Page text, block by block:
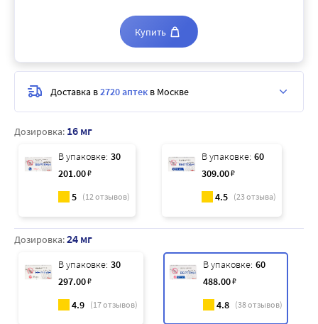
Дозировка: 16 мг
В упаковке: 30
201.00₽
5 (12отзывов)
В упаковке: 60
309.00₽
4.5 (23отзыва)
Дозировка:24 мг
В упаковке: 30
297.00₽
4.9 (17отзывов)
В упаковке: 60
488.00₽
4.8 (38отзывов)
Купить
Доставка в2720 аптек в Москве